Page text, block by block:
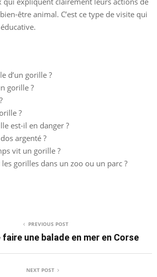
être animal. C’est ce type de visite qui
d’un gorille ?
gorille ?
?
est-il en danger ?
argenté ?
vit un gorille ?
gorilles dans un zoo ou un parc ?
PREVIOUS POST
une balade en mer en Corse
NEXT POST